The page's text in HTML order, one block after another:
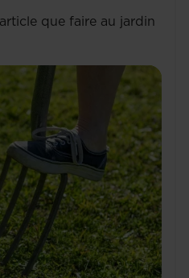
que faire au jardin